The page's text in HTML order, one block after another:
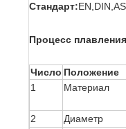
Стандарт:
Процесс
Число Положение
1
Материал
2
Диаметр